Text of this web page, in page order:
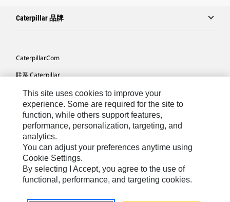
Caterpillar 品牌
Caterpillar.com
联系 Caterpillar
我的营销首选项
站点地图
Cookie Settings
法律
隐私
This site uses cookies to improve your
experience. Some are required for the site to
function, while others support features,
performance, personalization, targeting, and
analytics.
You can adjust your preferences anytime using
Cookie Settings.
By selecting I Accept, you agree to the use of
functional, performance, and targeting cookies.